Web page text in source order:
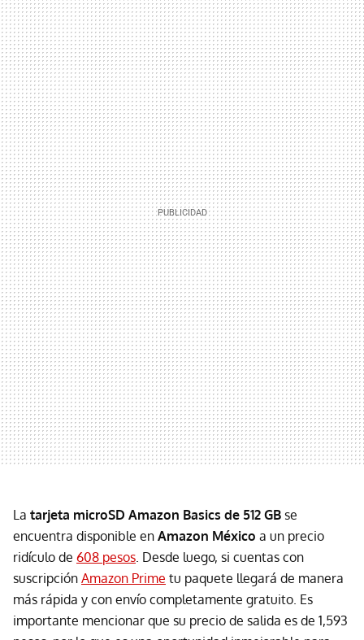
La tarjeta microSD Amazon Basics de 512 GB se
encuentra disponible en Amazon México a un precio
ridículo de 608 pesos . Desde luego, si cuentas con
suscripción Amazon Prime tu paquete llegará de manera
más rápida y con envío completamente gratuito. Es
importante mencionar que su precio de salida es de 1,593